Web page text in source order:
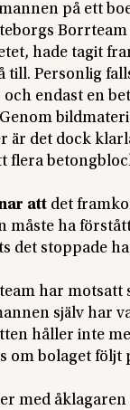
på ett
Borrteam
hade tagit
till. Personlig
och endast en
är det dock
flera
att det
måste ha
det stoppade
har motsatt
själv har
håller inte
om bolaget följt
med